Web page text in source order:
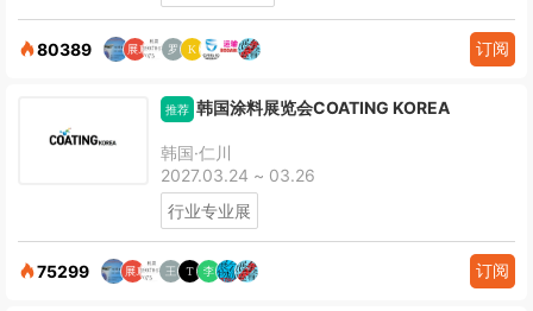
80389 订阅
推荐 韩国涂料展览会COATING KOREA
韩国·仁川
2027.03.24 ~ 03.26
行业专业展
75299 订阅